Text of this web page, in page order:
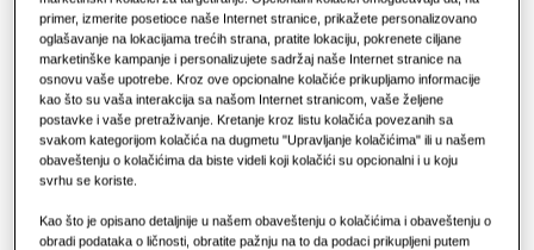
REŠENJA ZA POSLOVNI SEKTOR
Hoteli
Maloprodaja
Restoran
Rešenja za klimatizaciju
Komande
Proizvodi Hero
KAPACITET: 7.1KW
WindFree™️ zidna jedinica (EEV uključen)
AM071TNVDKH/EU
primer, izmerite posetioce naše Internet stranice, prikažete personalizovano
oglašavanje na lokacijama trećih strana, pratite lokaciju, pokrenete ciljane
marketinške kampanje i personalizujete sadržaj naše Internet stranice na
osnovu vaše upotrebe. Kroz ove opcionalne kolačiće prikupljamo informacije
kao što su vaša interakcija sa našom Internet stranicom, vaše željene
postavke i vaše pretraživanje. Kretanje kroz listu kolačića povezanih sa
svakom kategorijom kolačića na dugmetu "Upravljanje kolačićima" ili u našem
obaveštenju o kolačićima da biste videli koji kolačići su opcionalni i u koju
svrhu se koriste.
Kao što je opisano detaljnije u našem obaveštenju o kolačićima i obaveštenju o
obradi podataka o ličnosti, obratite pažnju na to da podaci prikupljeni putem